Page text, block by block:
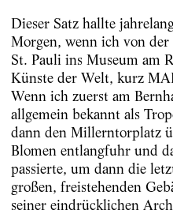
Dieser Satz hallte
Morgen, wenn ich von
St. Pauli ins Museum am
Künste der Welt, kurz
Wenn ich zuerst am
allgemein bekannt als
dann den Millerntorplatz
Blomen entlangfuhr und
passierte, um dann die
großen, freistehenden
seiner eindrücklichen